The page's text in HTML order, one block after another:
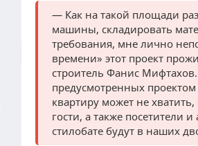
— Как на такой площади
машины, складировать
требования, мне лично
времени» этот проект
строитель Фанис
предусмотренных
квартиру может не
гости, а также посетители
стилобате будут в наших